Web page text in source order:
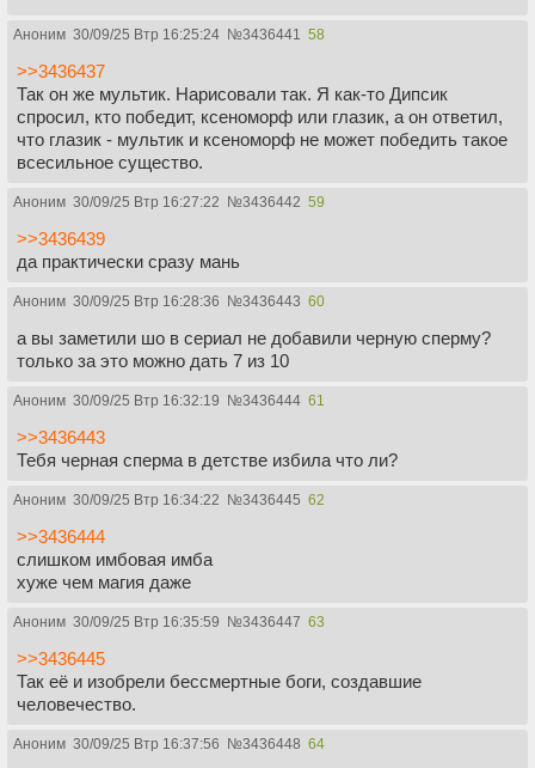
Аноним 30/09/25 Втр 16:25:24 №3436441 58
>>3436437
Так он же мультик. Нарисовали так. Я как-то Дипсик
спросил, кто победит, ксеноморф или глазик, а он ответил,
что глазик - мультик и ксеноморф не может победить такое
всесильное существо.
Аноним 30/09/25 Втр 16:27:22 №3436442 59
>>3436439
да практически сразу мань
Аноним 30/09/25 Втр 16:28:36 №3436443 60
а вы заметили шо в сериал не добавили черную сперму?
только за это можно дать 7 из 10
Аноним 30/09/25 Втр 16:32:19 №3436444 61
>>3436443
Тебя черная сперма в детстве избила что ли?
Аноним 30/09/25 Втр 16:34:22 №3436445 62
>>3436444
слишком имбовая имба
хуже чем магия даже
Аноним 30/09/25 Втр 16:35:59 №3436447 63
>>3436445
Так её и изобрели бессмертные боги, создавшие
человечество.
Аноним 30/09/25 Втр 16:37:56 №3436448 64